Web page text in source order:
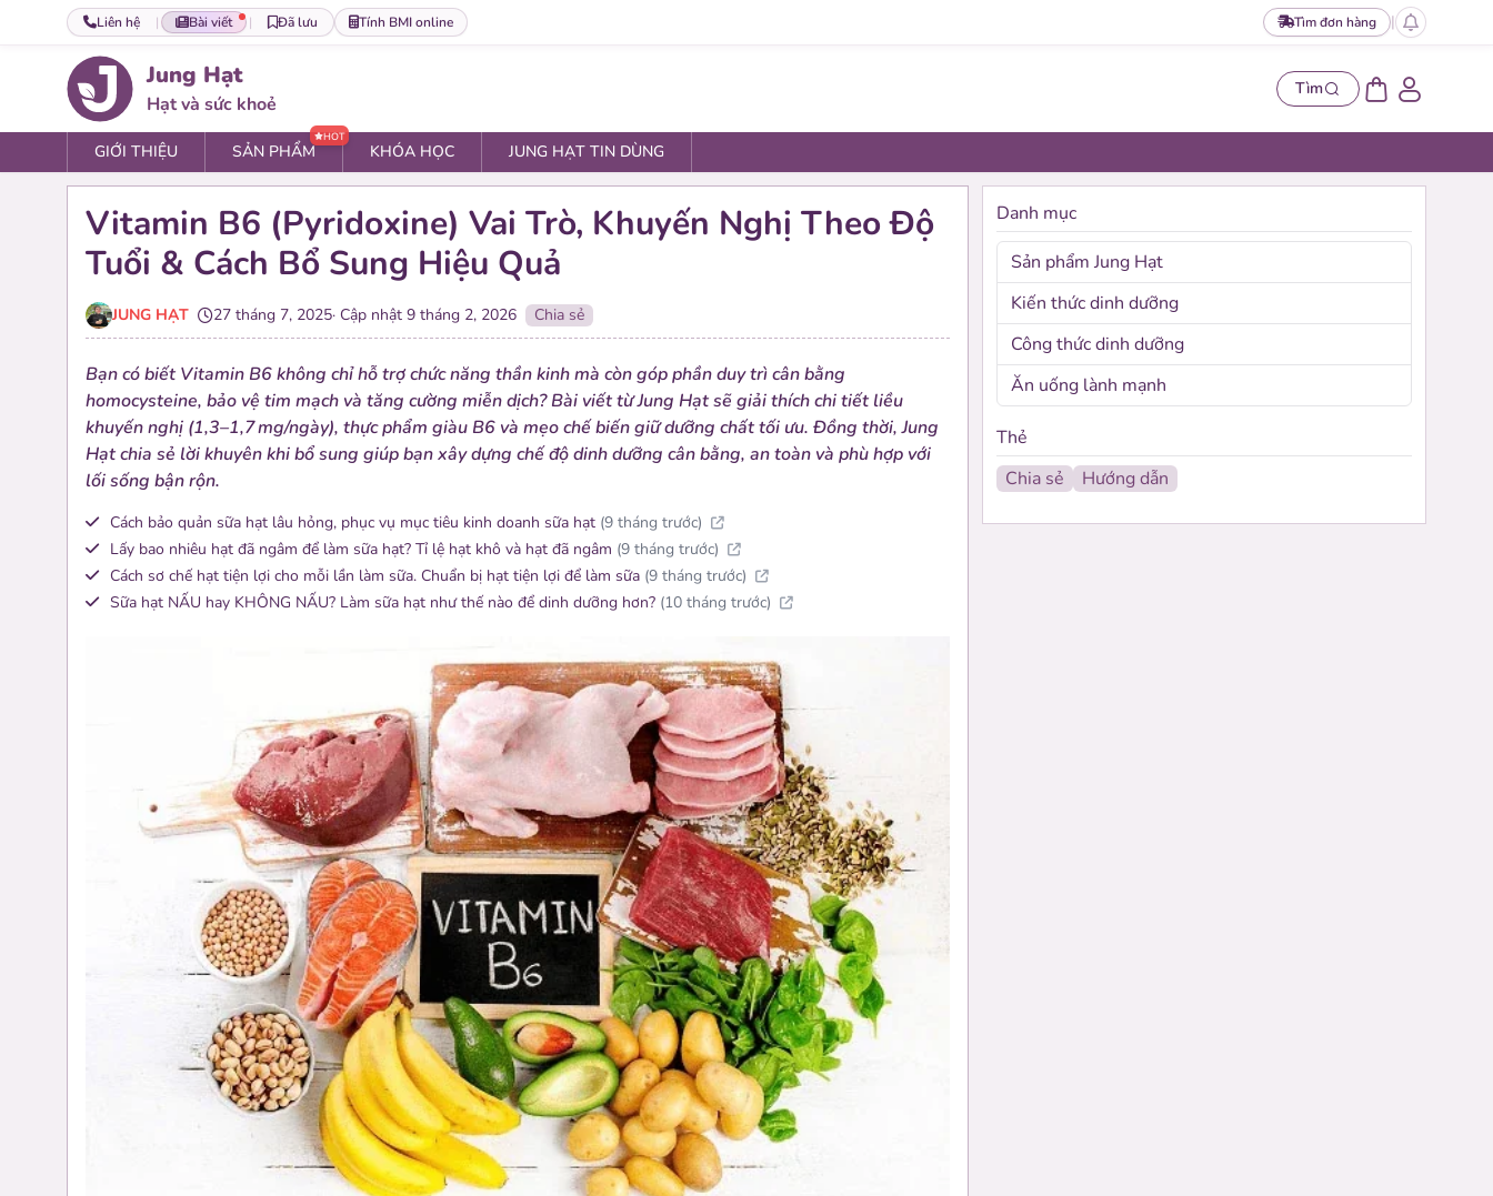
Liên hệ | Bài viết | Đã lưu Tính BMI online Tìm đơn hàng |
Jung Hạt
Hạt và sức khoẻ
Tìm
GIỚI THIỆU
HOT
SẢN PHẨM
Set hạt
0 sản phẩm
Gói hạt
0 sản phẩm
0 nhóm gói hạt tiện dùng
Hạt lẻ
0 sản phẩm
Làm sữa, ăn vặt và quà tặng
Khoá học
Jung Hạt tin dùng
Dụng cụ và nguyên liệu
Danh sách Jung Hạt chọn lọc
Set hạt
Các set hạt làm sữa được Jung Hạt phối sẵn.
KHÓA HỌC JUNG HẠT TIN DÙNG
Vitamin B6 (pyridoxine) Vai Trò, Khuyến Nghị Theo Độ
Tuổi & Cách Bổ Sung Hiệu Quả
JUNG HẠT 27 tháng 7, 2025· Cập nhật 9 tháng 2, 2026 Chia sẻ
Bạn có biết Vitamin B6 không chỉ hỗ trợ chức năng thần kinh mà còn góp phần duy trì cân bằng
homocysteine, bảo vệ tim mạch và tăng cường miễn dịch? Bài viết từ Jung Hạt sẽ giải thích chi tiết liều
khuyến nghị (1,3–1,7 mg/ngày), thực phẩm giàu B6 và mẹo chế biến giữ dưỡng chất tối ưu. Đồng thời, Jung
Hạt chia sẻ lời khuyên khi bổ sung giúp bạn xây dựng chế độ dinh dưỡng cân bằng, an toàn và phù hợp với
lối sống bận rộn.
Cách bảo quản sữa hạt lâu hỏng, phục vụ mục tiêu kinh doanh sữa hạt (9 tháng trước)
Lấy bao nhiêu hạt đã ngâm để làm sữa hạt? Tỉ lệ hạt khô và hạt đã ngâm (9 tháng trước)
Cách sơ chế hạt tiện lợi cho mỗi lần làm sữa. Chuẩn bị hạt tiện lợi để làm sữa (9 tháng trước)
Sữa hạt NẤU hay KHÔNG NẤU? Làm sữa hạt như thế nào để dinh dưỡng hơn? (10 tháng trước)
Danh mục
Sản phẩm Jung Hạt
Kiến thức dinh dưỡng
Công thức dinh dưỡng
Ăn uống lành mạnh
Thẻ
Chia sẻ
Hướng dẫn